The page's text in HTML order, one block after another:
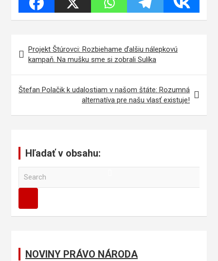
Navigácia
článku
Projekt Štúrovci: Rozbiehame ďalšiu nálepkovú
kampaň. Na mušku sme si zobrali Sulíka
Štefan Polačik k udalostiam v našom štáte: Rozumná
alternatíva pre našu vlasť existuje!
Hľadať v obsahu:
a
NOVINY PRÁVO NÁRODA